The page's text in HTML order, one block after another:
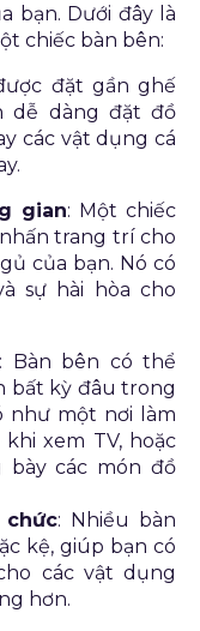
bạn. Dưới đây là
chiếc bàn bên:
đặt gần ghế
dễ dàng đặt đồ
các vật dụng cá
gian: Một chiếc
trang trí cho
của bạn. Nó có
sự hài hòa cho
: Bàn bên có thể
bất kỳ đâu trong
như một nơi làm
xem TV, hoặc
các món đồ
: Nhiều bàn
kệ, giúp bạn có
các vật dụng
hơn.